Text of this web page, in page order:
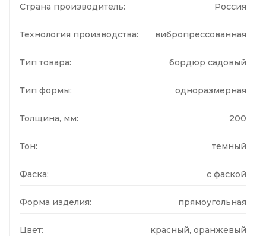
Страна производитель: Россия
Технология производства: вибропрессованная
Тип товара: бордюр садовый
Тип формы: одноразмерная
Толщина, мм: 200
Тон: темный
Фаска: с фаской
Форма изделия: прямоугольная
Цвет: красный, оранжевый